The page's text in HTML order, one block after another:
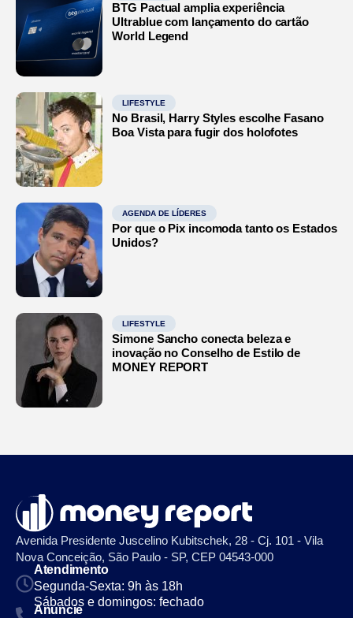
BTG Pactual amplia experiência
Ultrablue com lançamento do cartão
World Legend
LIFESTYLE
No Brasil, Harry Styles escolhe Fasano
Boa Vista para fugir dos holofotes
AGENDA DE LÍDERES
Por que o Pix incomoda tanto os Estados
Unidos?
LIFESTYLE
Simone Sancho conecta beleza e
inovação no Conselho de Estilo de
MONEY REPORT
Avenida Presidente Juscelino Kubitschek, 28 - Cj. 101 - Vila
Nova Conceição, São Paulo - SP, CEP 04543-000
Atendimento
Segunda-Sexta: 9h às 18h
Sábados e domingos: fechado
Anuncie